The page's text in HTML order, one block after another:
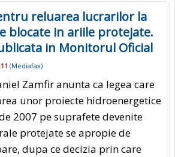
reluarea lucrarilor la
blocate in ariile protejate.
in Monitorul Oficial
(Mediafax)
Zamfir anunta ca legea care
unor proiecte hidroenergetice
2007 pe suprafete devenite
protejate se apropie de
dupa ce decizia prin care